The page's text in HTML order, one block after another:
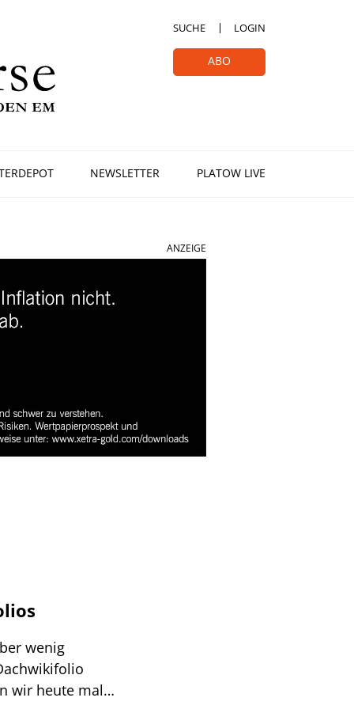
SUCHE LOGIN
ABO
NEWSLETTER
PLATOW LIVE
ANZEIGE
wenig
wir heute mal